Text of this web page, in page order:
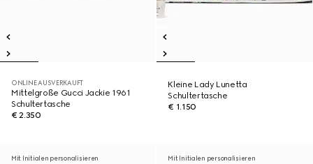
ONLINE AUSVERKAUFT
Mittelgroße Gucci Jackie 1961
Schultertasche
€ 2.350
Kleine Lady Lunetta
Schultertasche
€ 1.150
Mit Initialen personalisieren Mit Initialen personalisieren